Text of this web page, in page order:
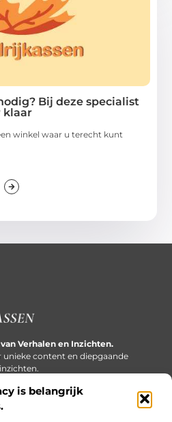
is belangrijk
Bij deze specialist
klaar
winkel waar u terecht kunt
Verhalen en Inzichten.
unieke content en diepgaande
inzichten.